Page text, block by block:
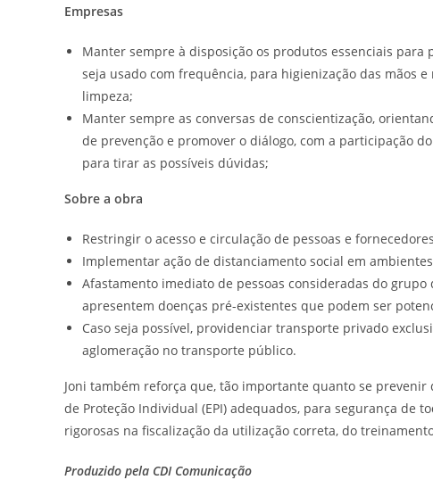
Empresas
Manter sempre à disposição os produtos essenciais para
seja usado com frequência, para higienização das mãos
limpeza;
Manter sempre as conversas de conscientização,
de prevenção e promover o diálogo, com a participação
para tirar as possíveis dúvidas;
Sobre a obra
Restringir o acesso e circulação de pessoas e
Implementar ação de distanciamento social em
Afastamento imediato de pessoas consideradas do
apresentem doenças pré-existentes que podem ser
Caso seja possível, providenciar transporte privado
aglomeração no transporte público.
Joni também reforça que, tão importante quanto se
de Proteção Individual (EPI) adequados, para segurança de
rigorosas na fiscalização da utilização correta, do
Produzido pela CDI Comunicação